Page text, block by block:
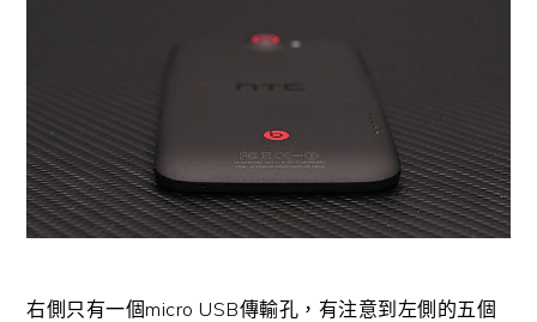
右側只有一個micro USB傳輸孔，有注意到左側的五個